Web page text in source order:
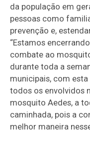
da população em
pessoas como
prevenção e,
“Estamos
combate ao
durante toda a
municipais, com
todos os envolvidos
mosquito Aedes, a
caminhada, pois a
melhor maneira